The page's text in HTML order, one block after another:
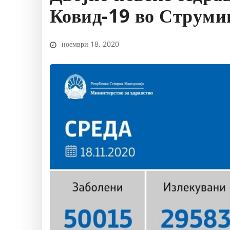
Ковид-19 во
ноември 18, 2020